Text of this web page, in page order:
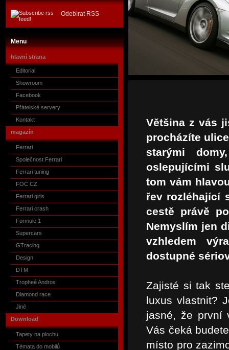
Odebírat RSS
Menu
hlavní strana
Editorial
Showroom
Facebook
Přátelské servery
Kontakt
magazín
Ferrari
Společnost Ferrari
Ferrari tuning
FOC CZ
Ferrari girls
Ferrari crash
Formule 1
Supercars
GTracing
Design
DTM
Tropheé Andros
Diamond race
Jiné
Download
Tapety na plochu
Témata do mobilů
Většina z vás
procházíte
starými
oslepujícími
tom vám
řev rozléhající
cestě právě
Nemyslím jen
vzhledem
dostupné
Zajisté si tak
luxus vlastnit?
jasné, že první
Vás čeká
místo pro